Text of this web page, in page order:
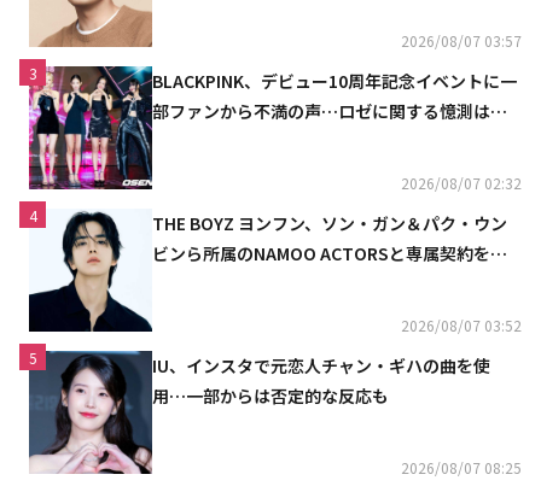
2026/08/07 03:57
3
BLACKPINK、デビュー10周年記念イベントに一
部ファンから不満の声…ロゼに関する憶測は否
2026/08/07 02:32
4
THE BOYZ ヨンフン、ソン・ガン＆パク・ウン
ビンら所属のNAMOO ACTORSと専属契約を締
2026/08/07 03:52
5
IU、インスタで元恋人チャン・ギハの曲を使
用…一部からは否定的な反応も
2026/08/07 08:25